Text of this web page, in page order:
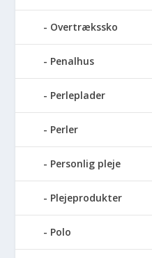
Overtrækssko
Penalhus
Perleplader
Perler
Personlig pleje
Plejeprodukter
Polo